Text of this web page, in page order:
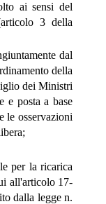
ai sensi del
3 della
dal
della
dei Ministri
e posta a base
le osservazioni
per la ricarica
all'articolo 17-
dalla legge n.